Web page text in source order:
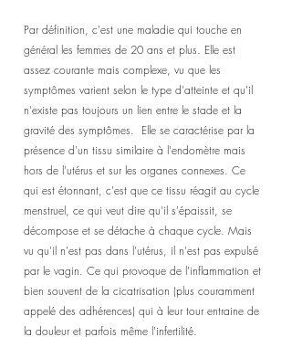
Par définition, c'est une maladie qui touche en
général les femmes de 20 ans et plus. Elle est
assez courante mais complexe, vu que les
symptômes varient selon le type d'atteinte et qu'il
n'existe pas toujours un lien entre le stade et la
gravité des symptômes.  Elle se caractérise par la
présence d'un tissu similaire à l'endomètre mais
hors de l'utérus et sur les organes connexes. Ce
qui est étonnant, c'est que ce tissu réagit au cycle
menstruel, ce qui veut dire qu'il s'épaissit, se
décompose et se détache à chaque cycle. Mais
vu qu'il n'est pas dans l'utérus, il n'est pas expulsé
par le vagin. Ce qui provoque de l'inflammation et
bien souvent de la cicatrisation (plus couramment
appelé des adhérences) qui à leur tour entraine de
la douleur et parfois même l'infertilité.